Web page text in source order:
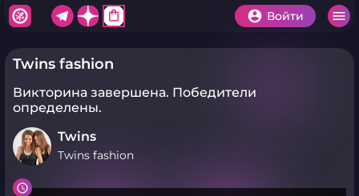
shopping_bag Войти
Twins fashion
Викторина завершена. Победители
определены.
Twins
Twins fashion